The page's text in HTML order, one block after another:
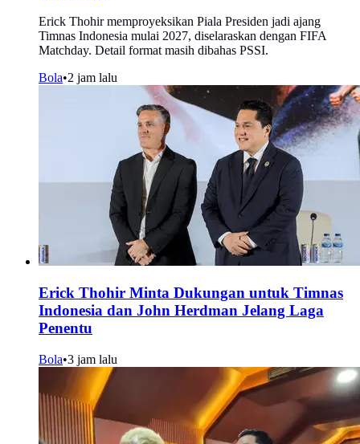
Erick Thohir memproyeksikan Piala Presiden jadi ajang
Timnas Indonesia mulai 2027, diselaraskan dengan FIFA
Matchday. Detail format masih dibahas PSSI.
Bola•2 jam lalu
Erick Thohir Minta Dukungan untuk Timnas
Indonesia dan John Herdman Jelang Laga
Penentu
Bola•3 jam lalu